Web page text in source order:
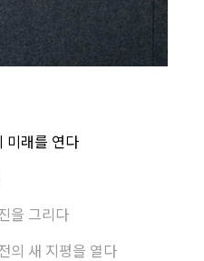
미래를 연다
을 그리다
의 새 지평을 열다